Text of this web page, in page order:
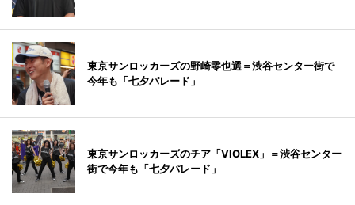
東京サンロッカーズの野崎零也選＝渋谷センター街で
今年も「七夕パレード」
東京サンロッカーズのチア「VIOLEX」＝渋谷センター
街で今年も「七夕パレード」